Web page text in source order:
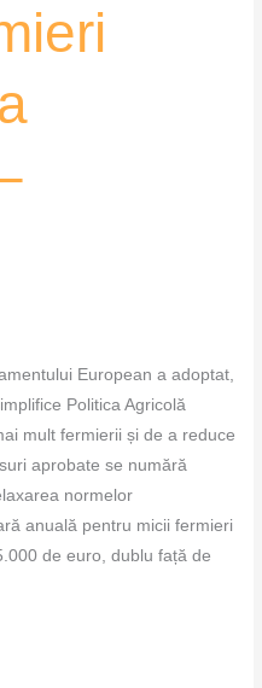
European a adoptat,
Politica Agricolă
mult fermierii și de a reduce
aprobate se numără
normelor
anuală pentru micii fermieri
de euro, dublu față de